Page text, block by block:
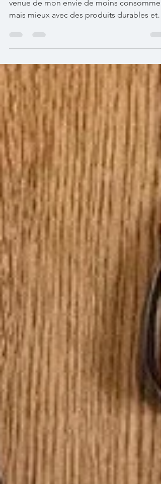
L'idée de la création de ma marque est
mais mieux avec des produits durables et
surtout qui...